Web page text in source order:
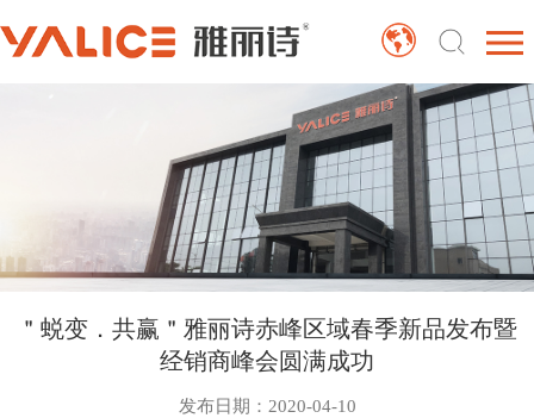
＂蜕变．共赢＂雅丽诗赤峰区域春季新品发布暨
经销商峰会圆满成功
发布日期：2020-04-10